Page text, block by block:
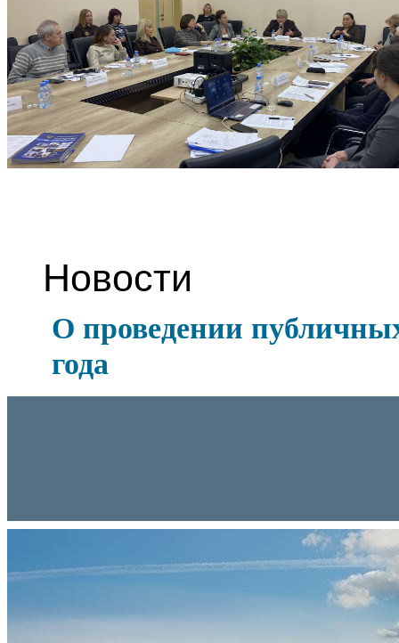
Новости
О проведении
года